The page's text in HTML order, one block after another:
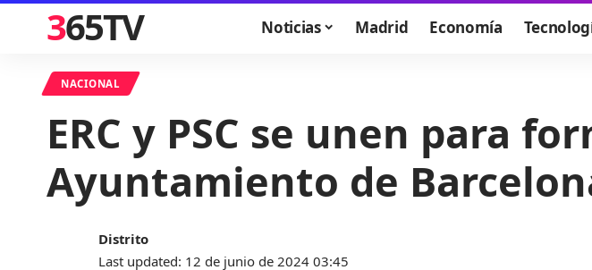
365TV Noticias Madrid Economía
NACIONAL
ERC y PSC se unen para
Ayuntamiento de
Last updated: 12 de junio de 2024 03:45
Distrito